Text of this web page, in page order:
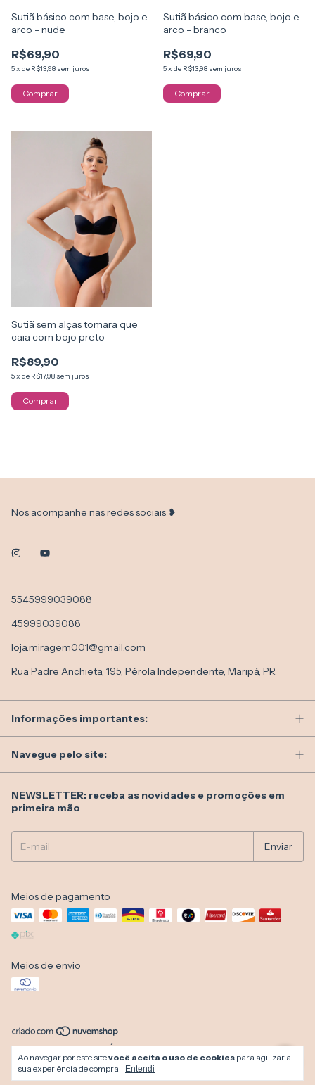
Ao navegar por este sitevocê aceita o uso de cookies para agilizar a
sua experiência de compra.
Entendi
Sutiã básico com base, bojo e
arco - nude
R$69,90
5x de R$13,98 sem juros
Comprar
Sutiã básico com base, bojo e
arco - branco
R$69,90
5x de R$13,98 sem juros
Comprar
Sutiã sem alças tomara que
caia com bojo preto
R$89,90
5x de R$17,98 sem juros
Comprar
Nos acompanhe nas redes sociais ❥
5545999039088
45999039088
loja.miragem001@gmail.com
Rua Padre Anchieta, 195, Pérola Independente, Maripá, PR
Informações importantes:
Navegue pelo site:
NEWSLETTER: receba as novidades e promoções em
primeira mão
Meios de pagamento
Meios de envio
Copyright Miragem Moda Íntima e Moda Praia - 07037517000102 - 2026.
Todos os direitos reservados.